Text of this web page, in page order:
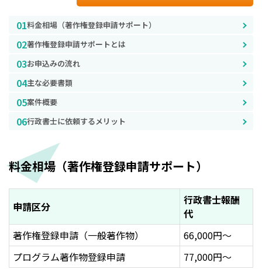
料金相場（著作権登録申請サポート）
著作権登録申請サポートとは
お申込みの流れ
主な必要書類
案件概要
行政書士に依頼するメリット
料金相場（著作権登録申請サポート）
申請区分
行政書士報酬
代
著作権登録申請（一般著作物）
66,000円～
プログラム著作物登録申請
77,000円～